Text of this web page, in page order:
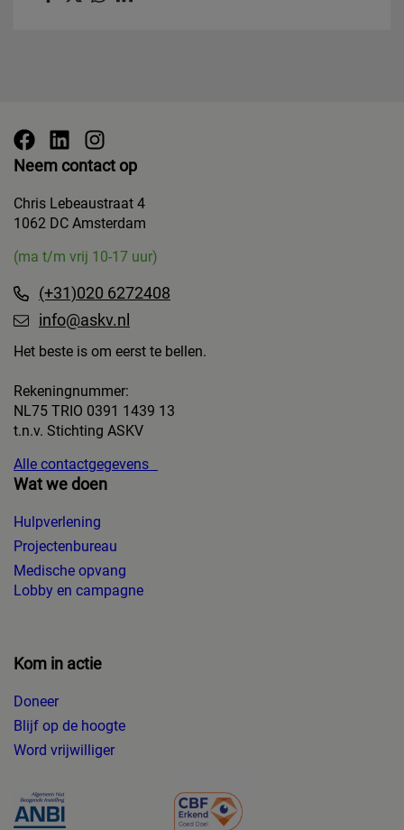
Neem contact op
Chris Lebeaustraat 4
1062 DC Amsterdam
(ma t/m vrij 10-17 uur)
(+31)020 6272408
info@askv.nl
Het beste is om eerst te bellen.
Rekeningnummer:
NL75 TRIO 0391 1439 13
t.n.v. Stichting ASKV
Alle contactgegevens
Wat we doen
Hulpverlening
Projectenbureau
Medische opvang
Lobby en campagne
Kom in actie
Doneer
Blijf op de hoogte
Word vrijwilliger